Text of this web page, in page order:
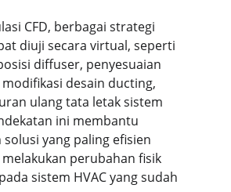
CFD, berbagai strategi
diuji secara virtual, seperti
diffuser, penyesuaian
desain ducting,
ulang tata letak sistem
ini membantu
yang paling efisien
perubahan fisik
sistem HVAC yang sudah